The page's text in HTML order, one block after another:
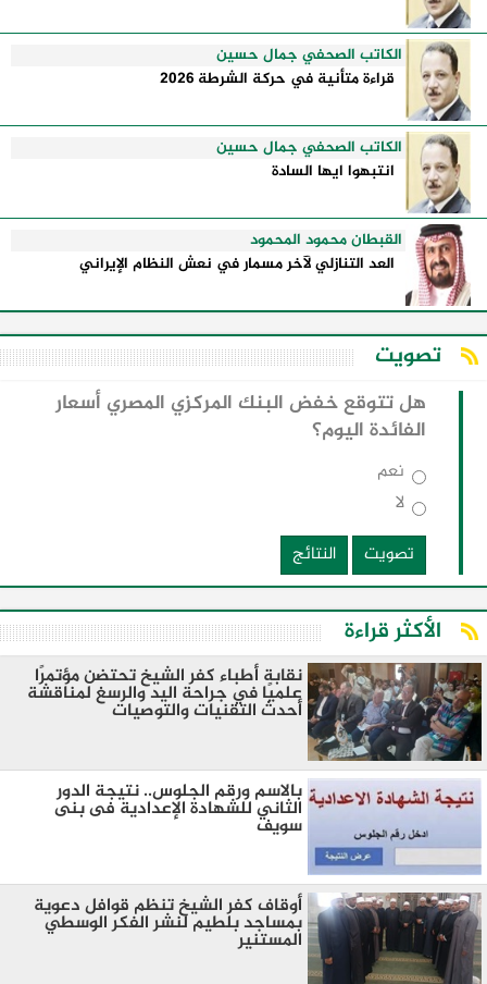
الكاتب الصحفي جمال حسين
قراءة متأنية في حركة الشرطة 2026
الكاتب الصحفي جمال حسين
انتبهوا ايها السادة
القبطان محمود المحمود
العد التنازلي لآخر مسمار في نعش النظام الإيراني
تصويت
هل تتوقع خفض البنك المركزي المصري أسعار
الفائدة اليوم؟
نعم
لا
تصويت
النتائج
الأكثر قراءة
نقابة أطباء كفر الشيخ تحتضن مؤتمرًا
علميًا في جراحة اليد والرسغ لمناقشة
أحدث التقنيات والتوصيات
بالاسم ورقم الجلوس.. نتيجة الدور
الثاني للشهادة الإعدادية فى بنى
سويف
أوقاف كفر الشيخ تنظم قوافل دعوية
بمساجد بلطيم لنشر الفكر الوسطي
المستنير